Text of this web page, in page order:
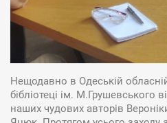
Нещодавно в Одеській
бібліотеці ім. М.Грушевського
наших чудових авторів